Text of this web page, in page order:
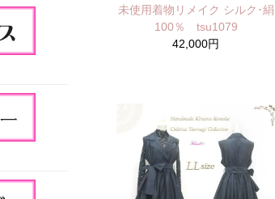
未使用着物リメイク シルク･絹
100％ tsu1079
42,000円